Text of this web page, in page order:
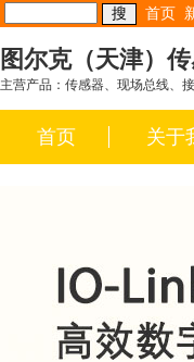
首页
图尔克（天津）
主营产品：传感器、现场总线、
首页 关于